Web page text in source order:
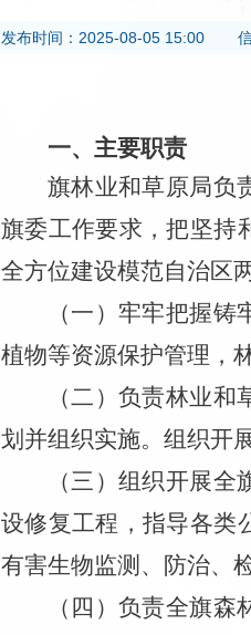
发布时间： 2025-08-05 15:00
一、主要职责
旗林业和草原局负
旗委工作要求，把坚持
全方位建设模范自治区
（一）牢牢把握
植物等资源保护管理，
（二）负责林业
划并组织实施。组织开
（三）组织开展
设修复工程，指导各类
有害生物监测、防治、
（四）负责全旗